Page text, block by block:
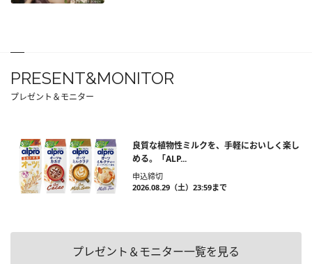
PRESENT&MONITOR
プレゼント＆モニター
良質な植物性ミルクを、手軽においしく楽し
める。「ALP...
申込締切
2026.08.29（土）23:59まで
プレゼント＆モニター一覧を見る